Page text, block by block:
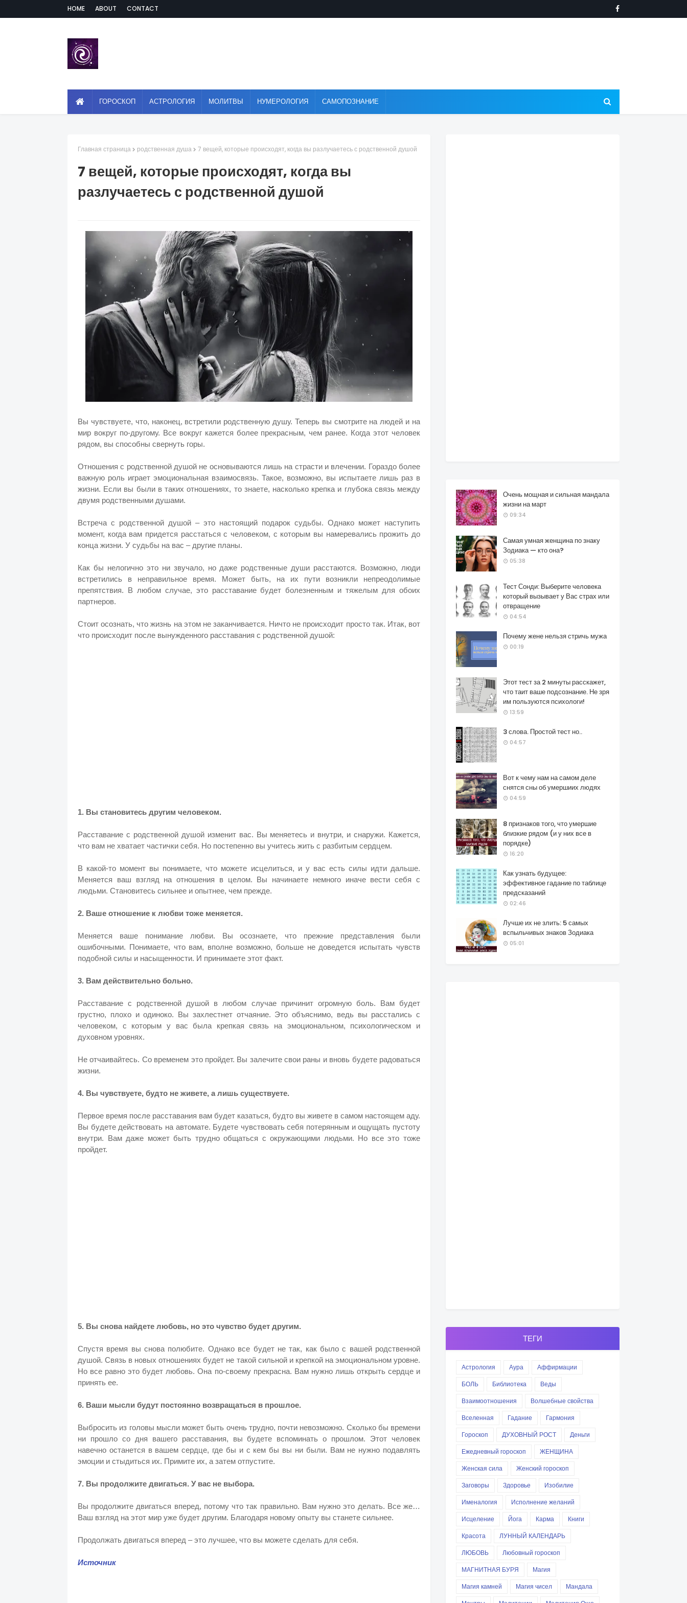
HOME ABOUT CONTACT
ГОРОСКОП АСТРОЛОГИЯ МОЛИТВЫ НУМЕРОЛОГИЯ САМОПОЗНАНИЕ
Главная страница родственная душа 7 вещей, которые происходят, когда вы разлучаетесь с родственной душой
7 вещей, которые происходят, когда вы
разлучаетесь с родственной душой
Вы чувствуете, что, наконец, встретили родственную душу. Теперь вы смотрите на людей и на
мир вокруг по-другому. Все вокруг кажется более прекрасным, чем ранее. Когда этот человек
рядом, вы способны свернуть горы.
Отношения с родственной душой не основываются лишь на страсти и влечении. Гораздо более
важную роль играет эмоциональная взаимосвязь. Такое, возможно, вы испытаете лишь раз в
жизни. Если вы были в таких отношениях, то знаете, насколько крепка и глубока связь между
двумя родственными душами.
Встреча с родственной душой – это настоящий подарок судьбы. Однако может наступить
момент, когда вам придется расстаться с человеком, с которым вы намеревались прожить до
конца жизни. У судьбы на вас – другие планы.
Как бы нелогично это ни звучало, но даже родственные души расстаются. Возможно, люди
встретились в неправильное время. Может быть, на их пути возникли непреодолимые
препятствия. В любом случае, это расставание будет болезненным и тяжелым для обоих
партнеров.
Стоит осознать, что жизнь на этом не заканчивается. Ничто не происходит просто так. Итак, вот
что происходит после вынужденного расставания с родственной душой:
1. Вы становитесь другим человеком.
Расставание с родственной душой изменит вас. Вы меняетесь и внутри, и снаружи. Кажется,
что вам не хватает частички себя. Но постепенно вы учитесь жить с разбитым сердцем.
В какой-то момент вы понимаете, что можете исцелиться, и у вас есть силы идти дальше.
Меняется ваш взгляд на отношения в целом. Вы начинаете немного иначе вести себя с
людьми. Становитесь сильнее и опытнее, чем прежде.
2. Ваше отношение к любви тоже меняется.
Меняется ваше понимание любви. Вы осознаете, что прежние представления были
ошибочными. Понимаете, что вам, вполне возможно, больше не доведется испытать чувств
подобной силы и насыщенности. И принимаете этот факт.
3. Вам действительно больно.
Расставание с родственной душой в любом случае причинит огромную боль. Вам будет
грустно, плохо и одиноко. Вы захлестнет отчаяние. Это объяснимо, ведь вы расстались с
человеком, с которым у вас была крепкая связь на эмоциональном, психологическом и
духовном уровнях.
Не отчаивайтесь. Со временем это пройдет. Вы залечите свои раны и вновь будете радоваться
жизни.
4. Вы чувствуете, будто не живете, а лишь существуете.
Первое время после расставания вам будет казаться, будто вы живете в самом настоящем аду.
Вы будете действовать на автомате. Будете чувствовать себя потерянным и ощущать пустоту
внутри. Вам даже может быть трудно общаться с окружающими людьми. Но все это тоже
пройдет.
5. Вы снова найдете любовь, но это чувство будет другим.
Спустя время вы снова полюбите. Однако все будет не так, как было с вашей родственной
душой. Связь в новых отношениях будет не такой сильной и крепкой на эмоциональном уровне.
Но все равно это будет любовь. Она по-своему прекрасна. Вам нужно лишь открыть сердце и
принять ее.
6. Ваши мысли будут постоянно возвращаться в прошлое.
Выбросить из головы мысли может быть очень трудно, почти невозможно. Сколько бы времени
ни прошло со дня вашего расставания, вы будете вспоминать о прошлом. Этот человек
навечно останется в вашем сердце, где бы и с кем бы вы ни были. Вам не нужно подавлять
эмоции и стыдиться их. Примите их, а затем отпустите.
7. Вы продолжите двигаться. У вас не выбора.
Вы продолжите двигаться вперед, потому что так правильно. Вам нужно это делать. Все же…
Ваш взгляд на этот мир уже будет другим. Благодаря новому опыту вы станете сильнее.
Продолжать двигаться вперед – это лучшее, что вы можете сделать для себя.
Источник
Очень мощная и сильная мандала
жизни на март
09:34
Самая умная женщина по знаку
Зодиака — кто она?
05:38
Тест Сонди: Выберите человека
который вызывает у Вас страх или
отвращение
04:54
Почему жене нельзя стричь мужа
00:19
Этот тест за 2 минуты расскажет,
что таит ваше подсознание. Не зря
им пользуются психологи!
13:59
3 слова. Простой тест но..
04:57
Вот к чему нам на самом деле
снятся сны об умершиих людях
04:59
8 признаков того, что умершие
близкие рядом (и у них все в
порядке)
16:20
Как узнать будущее:
эффективное гадание по таблице
предсказаний
02:46
Лучше их не злить: 5 самых
вспыльчивых знаков Зодиака
05:01
ТЕГИ
Астрология Аура
Аффирмации
БОЛЬ
Библиотека
Веды
Взаимоотношения
Волшебные свойства
Вселенная
Гадание
Гармония
Гороскоп
ДУХОВНЫЙ РОСТ
Деньги
Ежедневный гороскоп
ЖЕНЩИНА
Женская сила
Женский гороскоп
Заговоры
Здоровье
Изобилие
Именалогия
Исполнение желаний
Исцеление
Йога Карма
Книги
Красота
ЛУННЫЙ КАЛЕНДАРЬ
ЛЮБОВЬ
Любовный гороскоп
МАГНИТНАЯ БУРЯ
Магия
Магия камней
Магия чисел
Мандала